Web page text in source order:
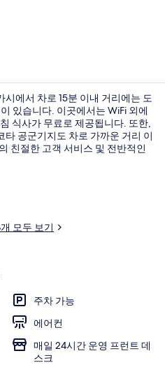
에서 차로 15분 이내 거리에는 도
있습니다. 이곳에서는 WiFi 외에
식사가 무료로 제공됩니다. 또한,
공군기지도 차로 가까운 거리 이
친절한 고객 서비스 및 전반적인
모두 보기
주차 가능
에어컨
매일 24시간 운영 프런트 데
스크